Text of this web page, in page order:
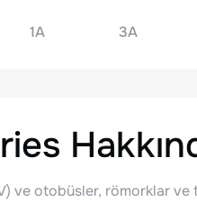
1A 3A
ve otobüsler, römorklar